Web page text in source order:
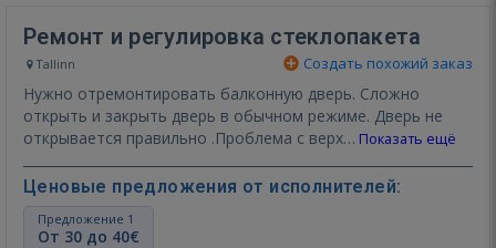
Ремонт и регулировка стеклопакета
Tallinn Создать похожий заказ
Нужно отремонтировать балконную дверь. Сложно
открыть и закрыть дверь в обычном режиме. Дверь не
открывается правильно .Проблема с верх… Показать ещё
Ценовые предложения от исполнителей:
Предложение 1
От 30 до 40€